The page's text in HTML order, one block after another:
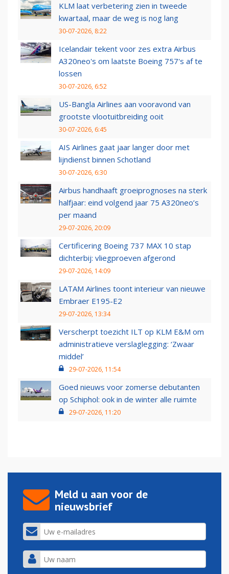
KLM laat verbetering zien in tweede
kwartaal, maar de weg is nog lang
30-07-2026, 8:22
Icelandair tekent voor zes extra Airbus
A320neo's om laatste Boeing 757's af te
lossen
30-07-2026, 6:52
US-Bangla Airlines aan vooravond van
grootste vlootuitbreiding ooit
30-07-2026, 6:45
AIS Airlines gaat jaar langer door met
lijndienst binnen Schotland
30-07-2026, 6:30
Airbus handhaaft groeiprognoses na sterk
halfjaar: eind volgend jaar 75 A320neo’s
per maand
29-07-2026, 20:09
Certificering Boeing 737 MAX 10 stap
dichterbij: vliegproeven afgerond
29-07-2026, 14:09
LATAM Airlines toont interieur van nieuwe
Embraer E195-E2
29-07-2026, 13:34
Verscherpt toezicht ILT op KLM E&M om
administratieve verslaglegging: ‘Zwaar
middel’
29-07-2026, 11:54
Goed nieuws voor zomerse debutanten
op Schiphol: ook in de winter alle ruimte
29-07-2026, 11:20
Meld u aan voor de
nieuwsbrief